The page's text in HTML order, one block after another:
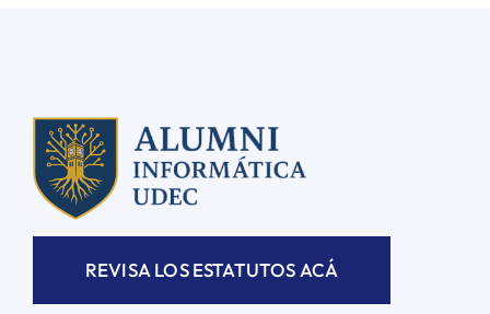
REVISA LOS ESTATUTOS ACÁ